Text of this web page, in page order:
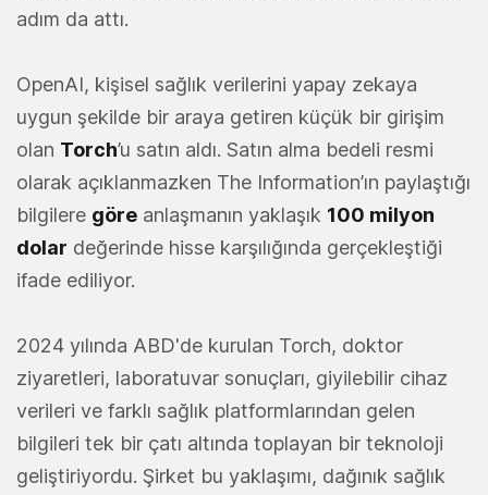
adım da attı.
OpenAI, kişisel sağlık verilerini yapay zekaya
uygun şekilde bir araya getiren küçük bir girişim
olan Torch’u satın aldı. Satın alma bedeli resmi
olarak açıklanmazken The Information’ın paylaştığı
bilgilere göre anlaşmanın yaklaşık 100 milyon
dolar değerinde hisse karşılığında gerçekleştiği
ifade ediliyor.
2024 yılında ABD'de kurulan Torch, doktor
ziyaretleri, laboratuvar sonuçları, giyilebilir cihaz
verileri ve farklı sağlık platformlarından gelen
bilgileri tek bir çatı altında toplayan bir teknoloji
geliştiriyordu. Şirket bu yaklaşımı, dağınık sağlık